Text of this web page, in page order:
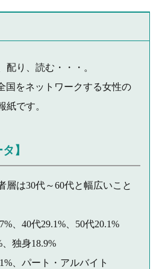
配り、読む・・・。
国をネットワークする女性の
紙です。
】
層は30代～60代と幅広いこと
、40代29.1%、50代20.1%
独身18.9%
、パート・アルバイト